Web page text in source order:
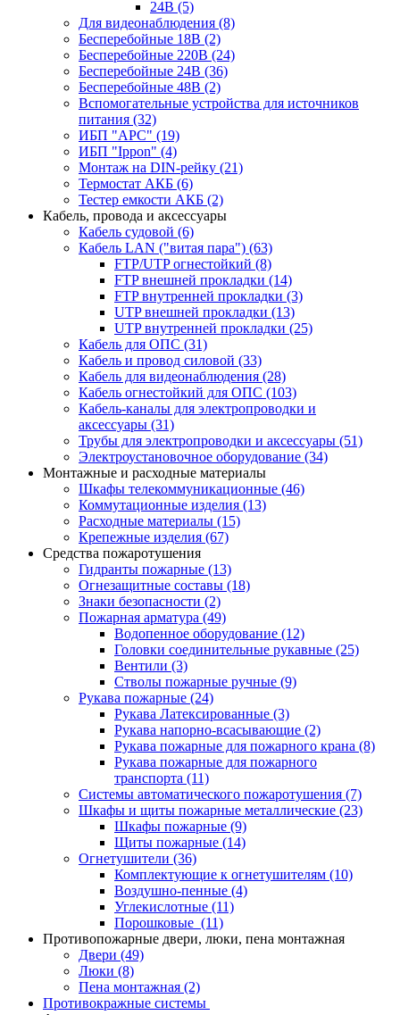
24В (5)
Для видеонаблюдения (8)
Бесперебойные 18В (2)
Бесперебойные 220В (24)
Бесперебойные 24В (36)
Бесперебойные 48В (2)
Вспомогательные устройства для источников
питания (32)
ИБП "APC" (19)
ИБП "Ippon" (4)
Монтаж на DIN-рейку (21)
Термостат АКБ (6)
Тестер емкости АКБ (2)
Кабель, провода и аксессуары
Кабель судовой (6)
Кабель LAN ("витая пара") (63)
FTP/UTP огнестойкий (8)
FTP внешней прокладки (14)
FTP внутренней прокладки (3)
UTP внешней прокладки (13)
UTP внутренней прокладки (25)
Кабель для ОПС (31)
Кабель и провод силовой (33)
Кабель для видеонаблюдения (28)
Кабель огнестойкий для ОПС (103)
Кабель-каналы для электропроводки и
аксессуары (31)
Трубы для электропроводки и аксессуары (51)
Электроустановочное оборудование (34)
Монтажные и расходные материалы
Шкафы телекоммуникационные (46)
Коммутационные изделия (13)
Расходные материалы (15)
Крепежные изделия (67)
Средства пожаротушения
Гидранты пожарные (13)
Огнезащитные составы (18)
Знаки безопасности (2)
Пожарная арматура (49)
Водопенное оборудование (12)
Головки соединительные рукавные (25)
Вентили (3)
Стволы пожарные ручные (9)
Рукава пожарные (24)
Рукава Латексированные (3)
Рукава напорно-всасывающие (2)
Рукава пожарные для пожарного крана (8)
Рукава пожарные для пожарного
транспорта (11)
Системы автоматического пожаротушения (7)
Шкафы и щиты пожарные металлические (23)
Шкафы пожарные (9)
Щиты пожарные (14)
Огнетушители (36)
Комплектующие к огнетушителям (10)
Воздушно-пенные (4)
Углекислотные (11)
Порошковые (11)
Противопожарные двери, люки, пена монтажная
Двери (49)
Люки (8)
Пена монтажная (2)
Противокражные системы